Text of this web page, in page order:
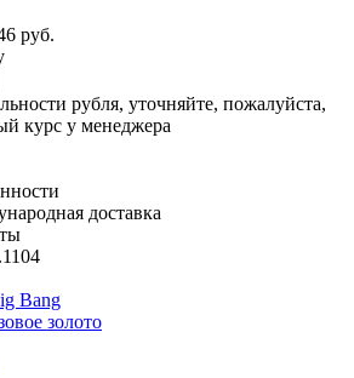
руб.
рубля, уточняйте, пожалуйста,
курс у менеджера
доставка
Bang
золото